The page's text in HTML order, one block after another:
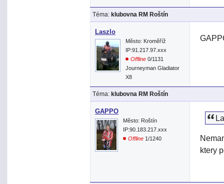
Téma: klubovna RM Roštín
Laszlo
Město: Kroměříž
IP:91.217.97.xxx
Offline 0/1131
Journeyman Gladiator
X8
Téma: klubovna RM Roštín
GAPPO
Město: Roštín
IP:90.183.217.xxx
Offline 1/1240
ktery